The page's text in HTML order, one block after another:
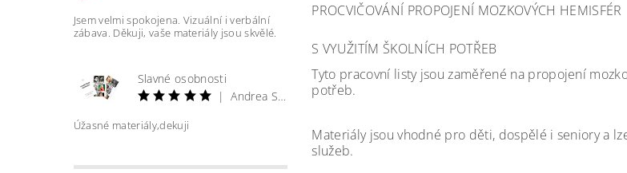
Jsem velmi spokojena. Vizuální i verbální
zábava. Děkuji, vaše materiály jsou skvělé.
Slavné osobnosti
|
Andrea Straková
Úžasné materiály,dekuji
PROCVIČOVÁNÍ PROPOJENÍ MOZKOVÝCH HEMISFÉR
S VYUŽITÍM ŠKOLNÍCH POTŘEB
Tyto pracovní listy jsou zaměřené na propojení
potřeb.
Materiály jsou vhodné pro děti, dospělé i seniory a
služeb.